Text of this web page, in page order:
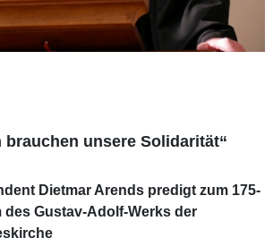
brauchen unsere Solidarität“
Dietmar Arends predigt zum 175-
Gustav-Adolf-Werks der